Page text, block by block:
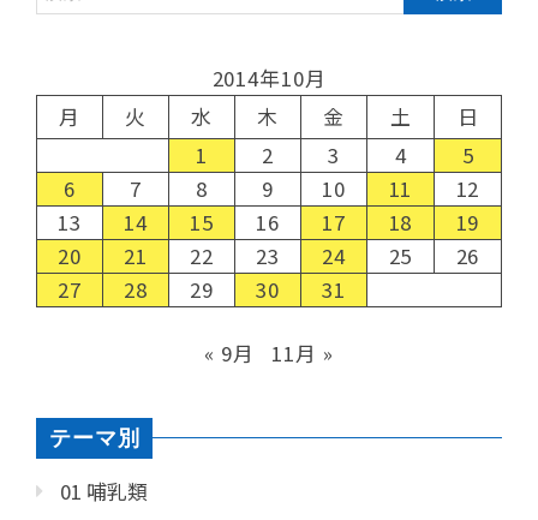
2014年10月
月
火 水 木 金 土
日
1
2 3 4
5
6
7 8 9 10 11
12
13
14 15 16 17 18
19
20
21 22 23 24 25
26
27
28 29 30 31
« 9月 11月 »
テーマ別
01 哺乳類